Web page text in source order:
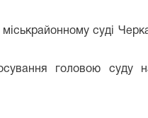
суді
головою суду